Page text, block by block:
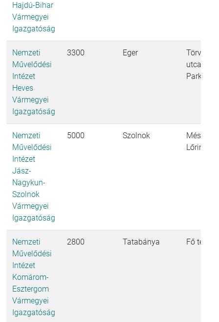
Hajdú-Bihar
Vármegyei
Igazgatóság
Nemzeti
Művelődési
Intézet
Heves
Vármegyei
Igazgatóság
3300 Eger
utca 4.
Park B
Nemzeti
Művelődési
Intézet
Jász-
Nagykun-
Szolnok
Vármegyei
Igazgatóság
5000 Szolnok
Lőrinc
Nemzeti
Művelődési
Intézet
Komárom-
Esztergom
Vármegyei
Igazgatóság
2800 Tatabánya Fő tér 4.